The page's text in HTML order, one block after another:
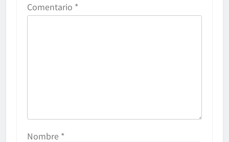
Comentario *
Nombre *